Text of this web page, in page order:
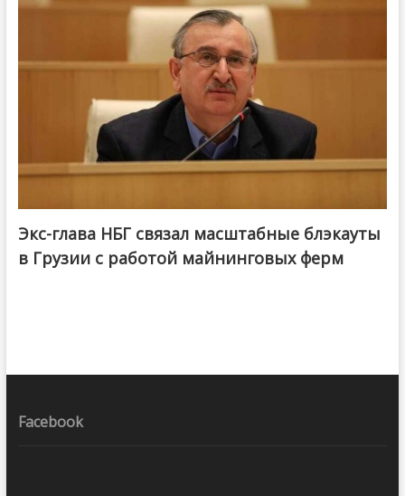
Экс-глава НБГ связал масштабные блэкауты
в Грузии с работой майнинговых ферм
Facebook